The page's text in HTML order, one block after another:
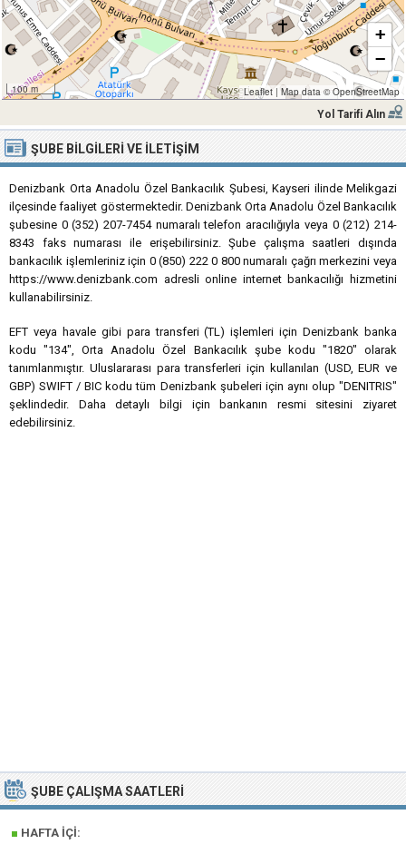
100 m
+
−
Leaflet | Map data ©OpenStreetMap
Yol Tarifi Alın
ŞUBE BILGILERI VE İLETIŞIM
Denizbank Orta Anadolu Özel Bankacılık Şubesi, Kayseri ilinde Melikgazi
ilçesinde faaliyet göstermektedir. Denizbank Orta Anadolu Özel Bankacılık
şubesine 0 (352) 207-7454 numaralı telefon aracılığıyla veya 0 (212) 214-
8343 faks numarası ile erişebilirsiniz. Şube çalışma saatleri dışında
bankacılık işlemleriniz için 0 (850) 222 0 800 numaralı çağrı merkezini veya
https://www.denizbank.com adresli online internet bankacılığı hizmetini
kullanabilirsiniz.
EFT veya havale gibi para transferi (TL) işlemleri için Denizbank banka
kodu "134", Orta Anadolu Özel Bankacılık şube kodu "1820" olarak
tanımlanmıştır. Uluslararası para transferleri için kullanılan (USD, EUR ve
GBP) SWIFT / BIC kodu tüm Denizbank şubeleri için aynı olup "DENITRIS"
şeklindedir. Daha detaylı bilgi için bankanın resmi sitesini ziyaret
edebilirsiniz.
ŞUBE ÇALIŞMA SAATLERI
■ HAFTA İÇI: